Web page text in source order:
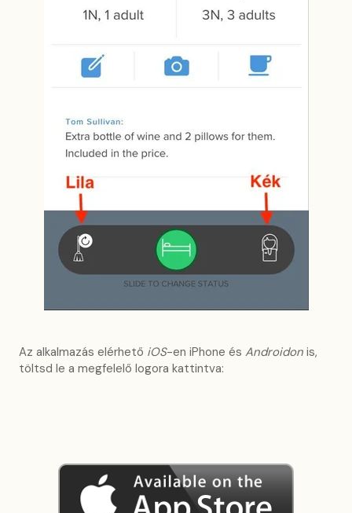
Az alkalmazás elérhető iOS-en iPhone és Androidon is,
töltsd le a megfelelő logora kattintva: